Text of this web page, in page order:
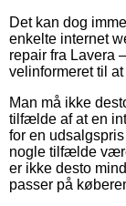
Det kan dog
enkelte internet
repair fra Lavera
velinformeret til
Man må ikke
tilfælde af at en
for en
nogle tilfælde
er ikke desto
passer på